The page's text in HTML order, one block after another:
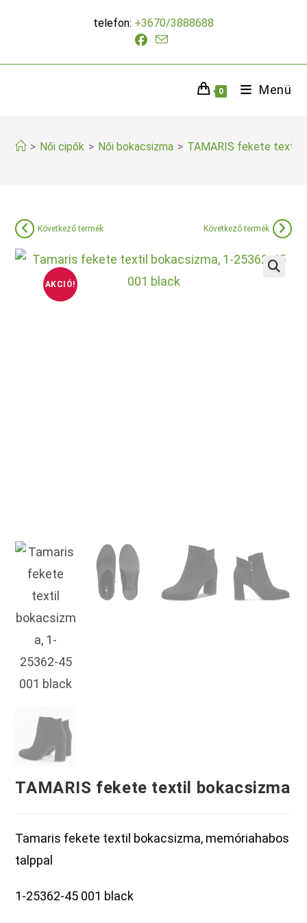
telefon: +3670/3888688
0 Menü
> Női cipők > Női bokacsizma > TAMARIS fekete textil
AKCIÓ!
Következő termék Következő termék
TAMARIS fekete textil bokacsizma
Tamaris fekete textil bokacsizma, memóriahabos
talppal
1-25362-45 001 black